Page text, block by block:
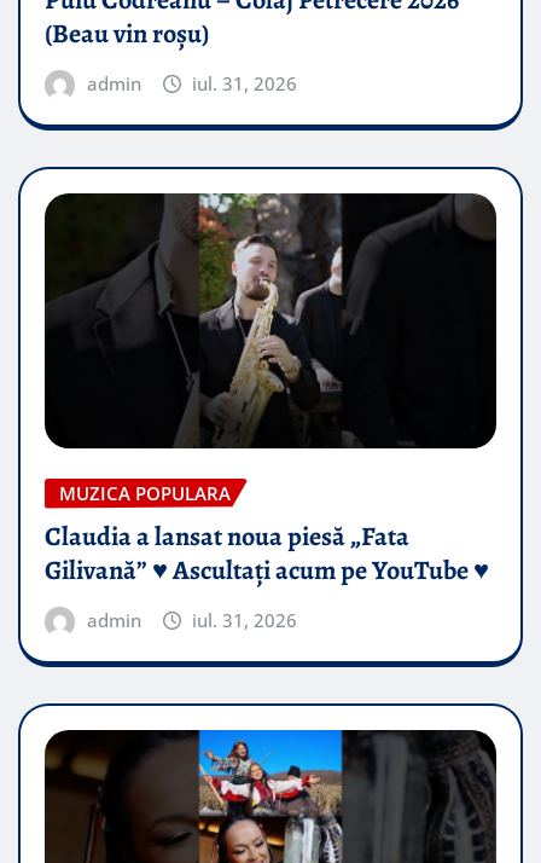
(Beau vin roșu)
admin iul. 31, 2026
MUZICA POPULARA
Claudia a lansat noua piesă „Fata
Gilivană” ♥️ Ascultați acum pe YouTube ♥️
admin iul. 31, 2026